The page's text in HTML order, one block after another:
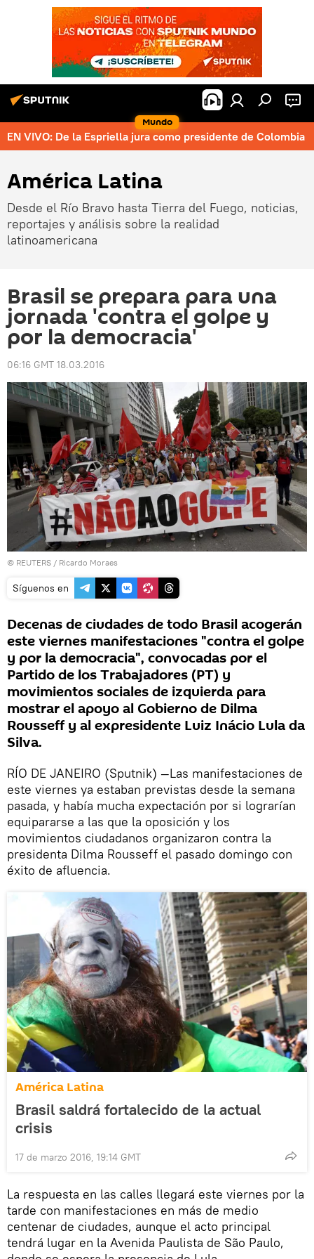
Mundo
EN VIVO: De la Espriella jura como presidente de Colombia
América Latina
Desde el Río Bravo hasta Tierra del Fuego, noticias,
reportajes y análisis sobre la realidad
latinoamericana
Brasil se prepara para una
jornada 'contra el golpe y
por la democracia'
06:16 GMT 18.03.2016
© REUTERS / Ricardo Moraes
Síguenos en
Decenas de ciudades de todo Brasil acogerán
este viernes manifestaciones "contra el golpe
y por la democracia", convocadas por el
Partido de los Trabajadores (PT) y
movimientos sociales de izquierda para
mostrar el apoyo al Gobierno de Dilma
Rousseff y al expresidente Luiz Inácio Lula da
Silva.
RÍO DE JANEIRO (Sputnik) —Las manifestaciones de
este viernes ya estaban previstas desde la semana
pasada, y había mucha expectación por si lograrían
equipararse a las que la oposición y los
movimientos ciudadanos organizaron contra la
presidenta Dilma Rousseff el pasado domingo con
éxito de afluencia.
América Latina
Brasil saldrá fortalecido de la actual
crisis
17 de marzo 2016, 19:14 GMT
La respuesta en las calles llegará este viernes por la
tarde con manifestaciones en más de medio
centenar de ciudades, aunque el acto principal
tendrá lugar en la Avenida Paulista de São Paulo,